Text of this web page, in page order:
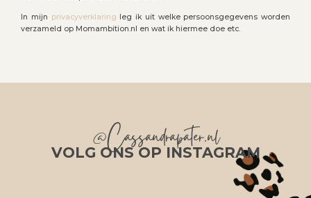
In mijn privacyverklaring leg ik uit welke persoonsgegevens worden
verzameld op Momambition.nl en wat ik hiermee doe etc.
@Cassandrapater.nl
VOLG ONS OP INSTAGRAM